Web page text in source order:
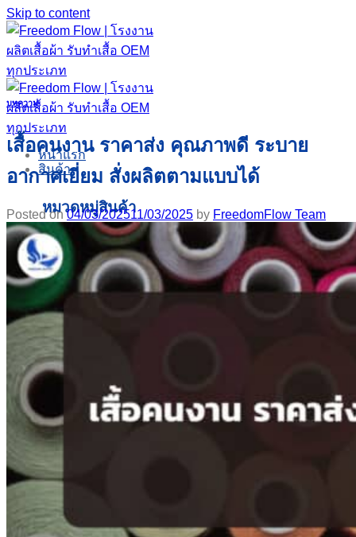
Skip to content
หน้าแรก
สินค้า
หมวดหมู่สินค้า
ผ้าม้วน
เสื้อคนงาน
เสื้อกีฬาและชุดออกกำลังกาย
เสื้อคอกลม
เสื้อคอปก
เสื้อโปโล
เสื้อพิมพ์ลาย
สกรีน DFT
สกรีน Flex
เสื้อสำเร็จรูป
ผ้ากันเปื้อน
ทั้งหมด
สินค้ายอดนิยม
บทความ
เสื้อคนงาน ราคาส่ง คุณภาพดี ระบาย
อากาศเยี่ยม สั่งผลิตตามแบบได้
Posted on04/03/202511/03/2025 by FreedomFlow Team